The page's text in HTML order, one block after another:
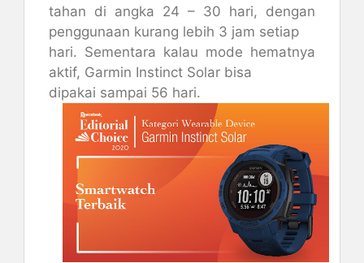
tahan di angka 24 – 30 hari, dengan
penggunaan kurang lebih 3 jam setiap
hari. Sementara kalau mode hematnya
aktif, Garmin Instinct Solar bisa
dipakai sampai 56 hari.